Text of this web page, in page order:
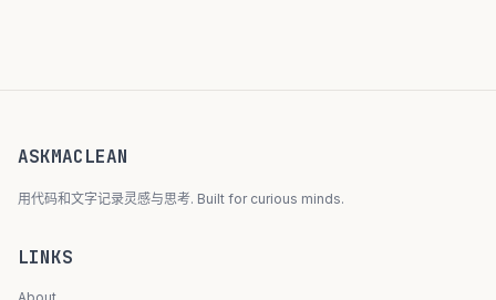
ASKMACLEAN
用代码和文字记录灵感与思考. Built for curious minds.
LINKS